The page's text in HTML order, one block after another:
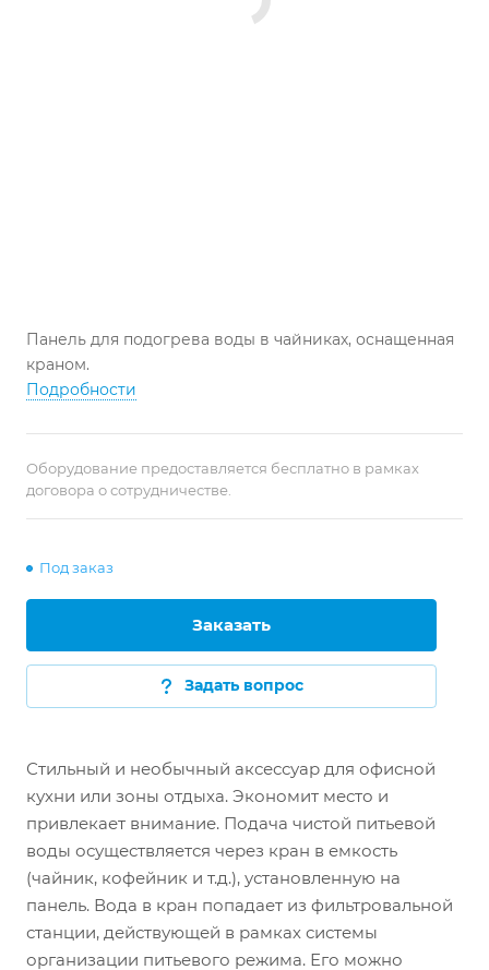
Панель для подогрева воды в чайниках, оснащенная
краном.
Подробности
Оборудование предоставляется бесплатно в рамках
договора о сотрудничестве.
Под заказ
Заказать
Задать вопрос
Стильный и необычный аксессуар для офисной
кухни или зоны отдыха. Экономит место и
привлекает внимание. Подача чистой питьевой
воды осуществляется через кран в емкость
(чайник, кофейник и т.д.), установленную на
панель. Вода в кран попадает из фильтровальной
станции, действующей в рамках системы
организации питьевого режима. Его можно